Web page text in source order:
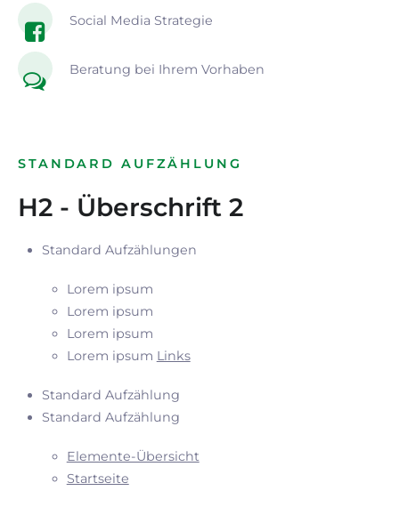
Social Media Strategie
Beratung bei Ihrem Vorhaben
STANDARD AUFZÄHLUNG
H2 - Überschrift 2
Standard Aufzählungen
Lorem ipsum
Lorem ipsum
Lorem ipsum
Lorem ipsum Links
Standard Aufzählung
Standard Aufzählung
Elemente-Übersicht
Startseite